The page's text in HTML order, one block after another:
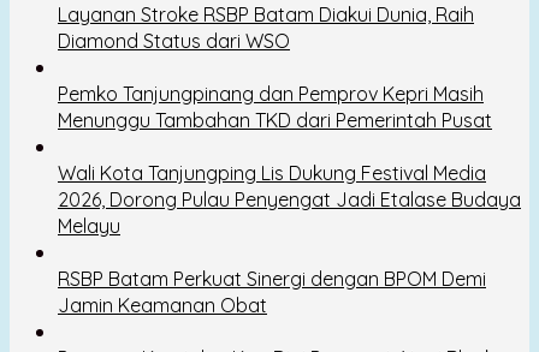
Layanan Stroke RSBP Batam Diakui Dunia, Raih
Diamond Status dari WSO
Pemko Tanjungpinang dan Pemprov Kepri Masih
Menunggu Tambahan TKD dari Pemerintah Pusat
Wali Kota Tanjungping Lis Dukung Festival Media
2026, Dorong Pulau Penyengat Jadi Etalase Budaya
Melayu
RSBP Batam Perkuat Sinergi dengan BPOM Demi
Jamin Keamanan Obat